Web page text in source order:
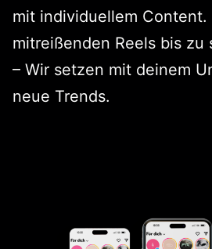
mit individuellem Content.
mitreißenden Reels bis zu
– Wir setzen mit deinem
neue Trends.